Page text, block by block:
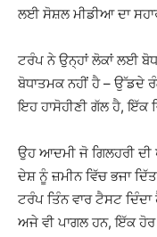
ਲਈ ਸੋਸ਼ਲ ਮੀਡੀਆ ਦਾ
ਟਰੰਪ ਨੇ ਉਨ੍ਹਾਂ ਲੋਕਾਂ ਲਈ
ਬੋਧਾਤਮਕ ਨਹੀਂ ਹੈ – ਉੱਡਦੇ
ਇਹ ਹਾਸੋਹੀਣੀ ਗੱਲ ਹੈ, ਇੱਕ
ਉਹ ਆਦਮੀ ਜੋ ਗਿਲਹਰੀ ਦੀ
ਦੇਸ਼ ਨੂੰ ਜ਼ਮੀਨ ਵਿੱਚ ਭਜਾ
ਟਰੰਪ ਤਿੰਨ ਵਾਰ ਟੈਸਟ
ਅਜੇ ਵੀ ਪਾਗਲ ਹਨ, ਇੱਕ ਹੋਰ